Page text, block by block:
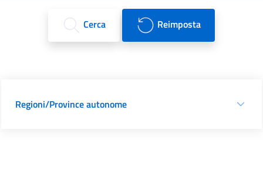
Cerca Reimposta
Regioni/Province autonome